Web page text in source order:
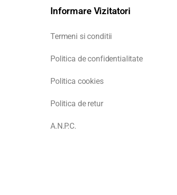
Informare Vizitatori
Termeni si conditii
Politica de confidentialitate
Politica cookies
Politica de retur
A.N.P.C.